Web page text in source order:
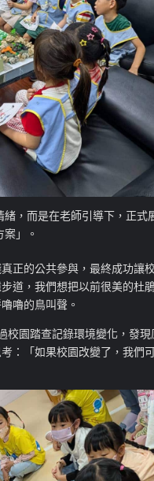
，而是在老師引導下，正式
」。
正的公共參與，最終成功讓
道，我們想把以前很美的杜
嚕的鳥叫聲。
校園踏查記錄環境變化，發現
：「如果校園改變了，我們